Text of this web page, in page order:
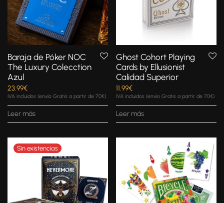
Baraja de Póker NOC
The Luxury Colecction
Azul
23.99€
IVA incluidos (envío Gratis a partir de 70€)
Leer más
Ghost Cohort Playing
Cards by Ellusionist
Calidad Superior
11.99€
IVA incluidos (envío Gratis a partir de 70€)
Leer más